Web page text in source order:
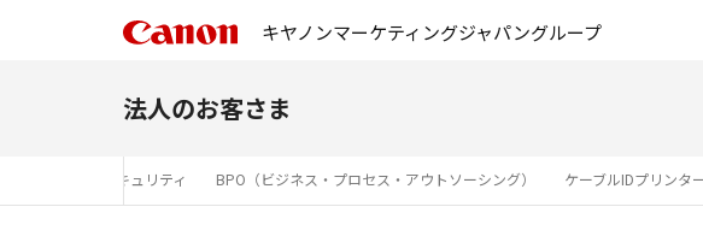
キヤノンマーケティングジャパングループ
法人のお客さま
セキュリティ BPO（ビジネス・プロセス・アウトソーシング） ケーブルIDプリンタ